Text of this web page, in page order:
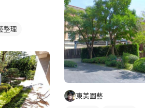
整理
東美園藝